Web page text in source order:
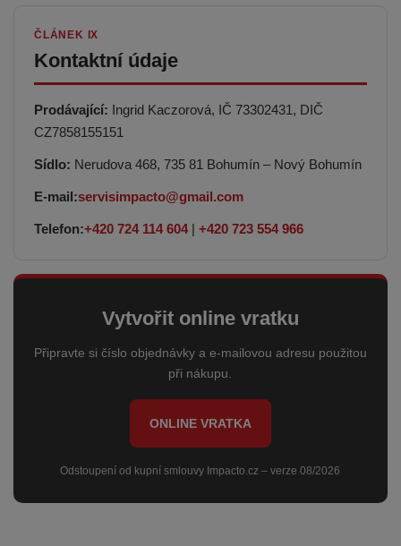
ČLÁNEK IX
Kontaktní údaje
Prodávající: Ingrid Kaczorová, IČ 73302431, DIČ
CZ7858155151
Sídlo: Nerudova 468, 735 81 Bohumín – Nový Bohumín
E-mail:servisimpacto@gmail.com
Telefon:+420 724 114 604| +420 723 554 966
Vytvořit online vratku
Připravte si číslo objednávky a e-mailovou adresu použitou
při nákupu.
ONLINE VRATKA
Odstoupení od kupní smlouvy Impacto.cz – verze 08/2026